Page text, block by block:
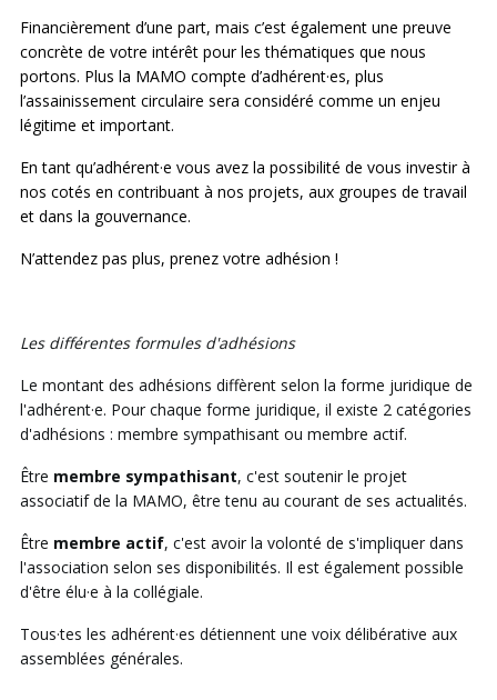
Financièrement d’une part, mais c’est également une preuve
concrète de votre intérêt pour les thématiques que nous
portons. Plus la MAMO compte d’adhérent·es, plus
l’assainissement circulaire sera considéré comme un enjeu
légitime et important.
En tant qu’adhérent·e vous avez la possibilité de vous investir à
nos cotés en contribuant à nos projets, aux groupes de travail
et dans la gouvernance.
N’attendez pas plus, prenez votre adhésion !
Les différentes formules d'adhésions
Le montant des adhésions diffèrent selon la forme juridique de
l'adhérent·e. Pour chaque forme juridique, il existe 2 catégories
d'adhésions : membre sympathisant ou membre actif.
Être membre sympathisant, c'est soutenir le projet
associatif de la MAMO, être tenu au courant de ses actualités.
Être membre actif, c'est avoir la volonté de s'impliquer dans
l'association selon ses disponibilités. Il est également possible
d'être élu·e à la collégiale.
Tous·tes les adhérent·es détiennent une voix délibérative aux
assemblées générales.